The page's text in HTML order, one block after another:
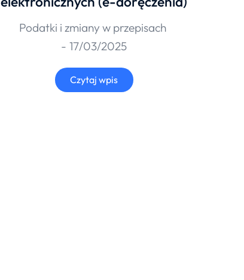
Podatki i zmiany w przepisach
17/03/2025
Czytaj wpis